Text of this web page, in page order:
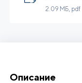
2.09 МБ, pdf
Описание